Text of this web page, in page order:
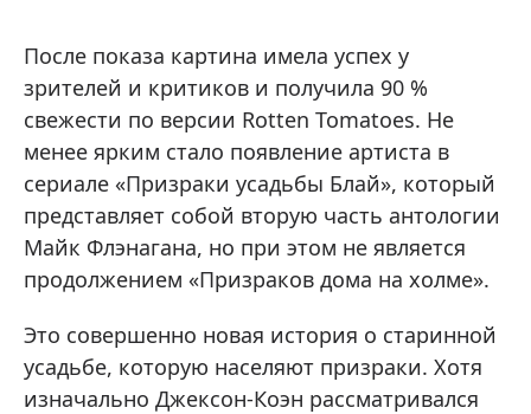
После показа картина имела успех у
зрителей и критиков и получила 90 %
свежести по версии Rotten Tomatoes. Не
менее ярким стало появление артиста в
сериале «Призраки усадьбы Блай», который
представляет собой вторую часть антологии
Майк Флэнагана, но при этом не является
продолжением «Призраков дома на холме».
Это совершенно новая история о старинной
усадьбе, которую населяют призраки. Хотя
изначально Джексон-Коэн рассматривался